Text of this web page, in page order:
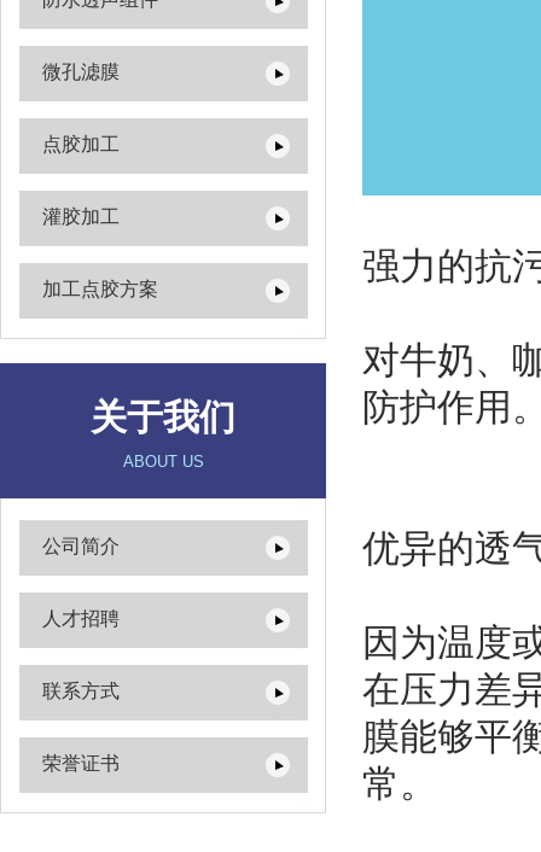
微孔滤膜
点胶加工
灌胶加工
加工点胶方案
关于我们
ABOUT US
公司简介
人才招聘
联系方式
荣誉证书
强力的抗
对牛奶、
防护作用
优异的透
因为温度
在压力差
膜能够平
常。